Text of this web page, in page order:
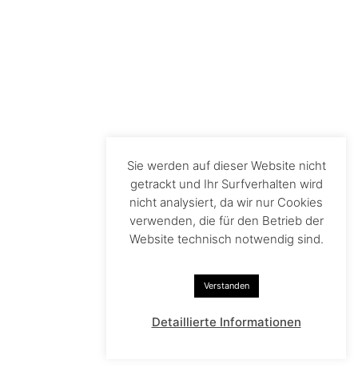
Sie werden auf dieser Website nicht
getrackt und Ihr Surfverhalten wird
nicht analysiert, da wir nur Cookies
verwenden, die für den Betrieb der
Website technisch notwendig sind.
Verstanden
Detaillierte Informationen